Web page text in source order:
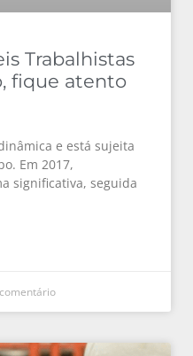
Trabalhistas
fique atento
e está sujeita
Em 2017,
significativa, seguida